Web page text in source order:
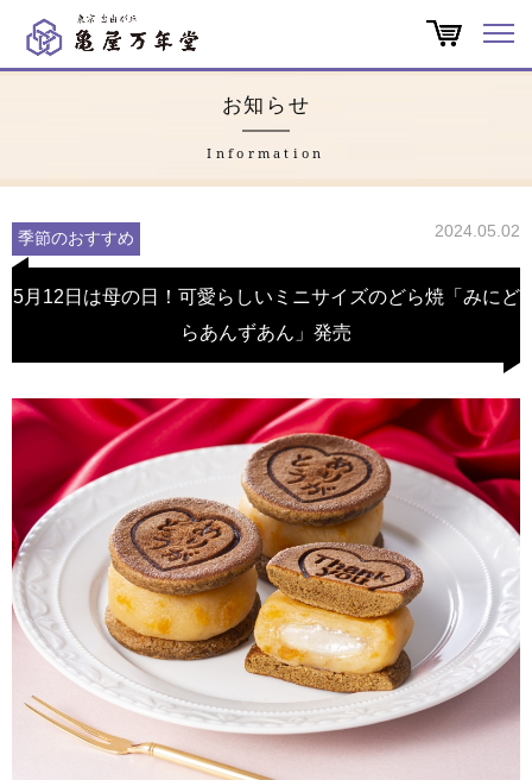
特集
会社概要
よくある質問
会員募集
お問い合わせ
お知らせ
Information
季節のおすすめ 2024.05.02
5月12日は母の日！可愛らしいミニサイズのどら焼「みにど
らあんずあん」発売